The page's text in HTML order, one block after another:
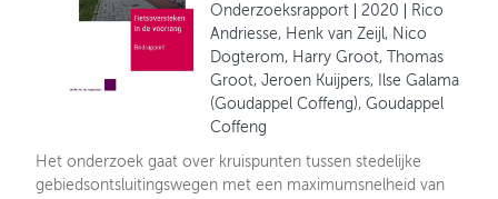
Onderzoeksrapport 2020
Rico
Andriesse, Henk van Zeijl, Nico
Dogterom, Harry Groot, Thomas
Groot, Jeroen Kuijpers, Ilse Galama
(Goudappel Coffeng), Goudappel
Coffeng
Het onderzoek gaat over kruispunten tussen stedelijke
gebiedsontsluitingswegen met een maximumsnelheid van